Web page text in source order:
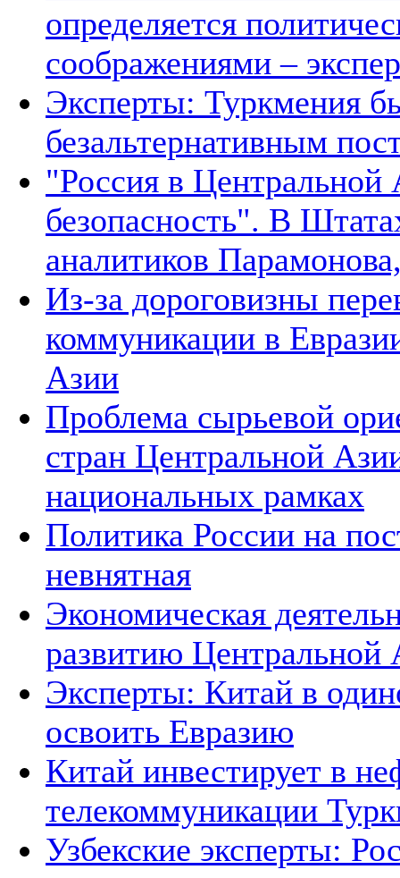
определяется
соображениями –
Эксперты: Туркмения
безальтернативным
"Россия в Центральной
безопасность". В
аналитиков
Из-за дороговизны
коммуникации в
Азии
Проблема сырьевой
стран Центральной
национальных рамках
Политика России на
невнятная
Экономическая
развитию Центральной
Эксперты: Китай в
освоить Евразию
Китай инвестирует в
телекоммуникации
Узбекские эксперты: